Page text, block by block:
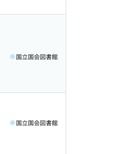
国立国会図書館
国立国会図書館